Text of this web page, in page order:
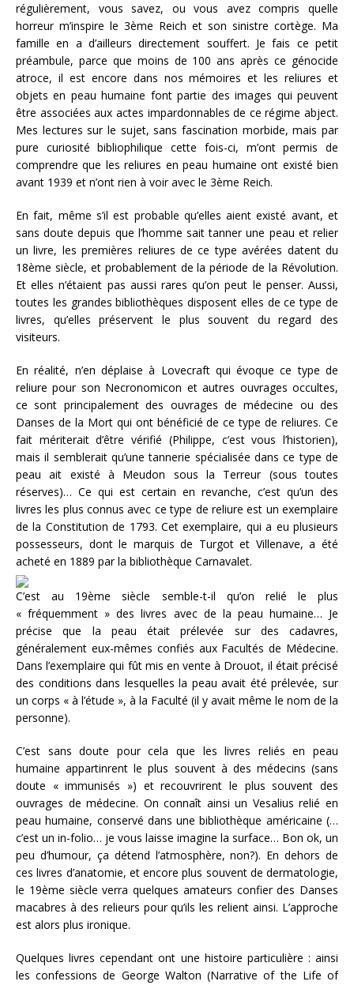
régulièrement, vous savez, ou vous avez compris quelle
horreur m’inspire le 3ème Reich et son sinistre cortège. Ma
famille en a d’ailleurs directement souffert. Je fais ce petit
préambule, parce que moins de 100 ans après ce génocide
atroce, il est encore dans nos mémoires et les reliures et
objets en peau humaine font partie des images qui peuvent
être associées aux actes impardonnables de ce régime abject.
Mes lectures sur le sujet, sans fascination morbide, mais par
pure curiosité bibliophilique cette fois-ci, m’ont permis de
comprendre que les reliures en peau humaine ont existé bien
avant 1939 et n’ont rien à voir avec le 3ème Reich.
En fait, même s’il est probable qu’elles aient existé avant, et
sans doute depuis que l’homme sait tanner une peau et relier
un livre, les premières reliures de ce type avérées datent du
18ème siècle, et probablement de la période de la Révolution.
Et elles n’étaient pas aussi rares qu’on peut le penser. Aussi,
toutes les grandes bibliothèques disposent elles de ce type de
livres, qu’elles préservent le plus souvent du regard des
visiteurs.
En réalité, n’en déplaise à Lovecraft qui évoque ce type de
reliure pour son Necronomicon et autres ouvrages occultes,
ce sont principalement des ouvrages de médecine ou des
Danses de la Mort qui ont bénéficié de ce type de reliures. Ce
fait mériterait d’être vérifié (Philippe, c’est vous l’historien),
mais il semblerait qu’une tannerie spécialisée dans ce type de
peau ait existé à Meudon sous la Terreur (sous toutes
réserves)… Ce qui est certain en revanche, c’est qu’un des
livres les plus connus avec ce type de reliure est un exemplaire
de la Constitution de 1793. Cet exemplaire, qui a eu plusieurs
possesseurs, dont le marquis de Turgot et Villenave, a été
acheté en 1889 par la bibliothèque Carnavalet.
C’est au 19ème siècle semble-t-il qu’on relié le plus
« fréquemment » des livres avec de la peau humaine… Je
précise que la peau était prélevée sur des cadavres,
généralement eux-mêmes confiés aux Facultés de Médecine.
Dans l’exemplaire qui fût mis en vente à Drouot, il était précisé
des conditions dans lesquelles la peau avait été prélevée, sur
un corps « à l’étude », à la Faculté (il y avait même le nom de la
personne).
C’est sans doute pour cela que les livres reliés en peau
humaine appartinrent le plus souvent à des médecins (sans
doute « immunisés ») et recouvrirent le plus souvent des
ouvrages de médecine. On connaît ainsi un Vesalius relié en
peau humaine, conservé dans une bibliothèque américaine (…
c’est un in-folio… je vous laisse imagine la surface… Bon ok, un
peu d’humour, ça détend l’atmosphère, non?). En dehors de
ces livres d’anatomie, et encore plus souvent de dermatologie,
le 19ème siècle verra quelques amateurs confier des Danses
macabres à des relieurs pour qu’ils les relient ainsi. L’approche
est alors plus ironique.
Quelques livres cependant ont une histoire particulière : ainsi
les confessions de George Walton (Narrative of the Life of